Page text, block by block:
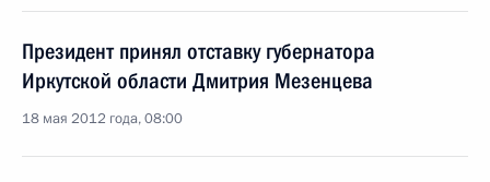
Президент принял отставку губернатора
Иркутской области Дмитрия Мезенцева
18 мая 2012 года, 08:00